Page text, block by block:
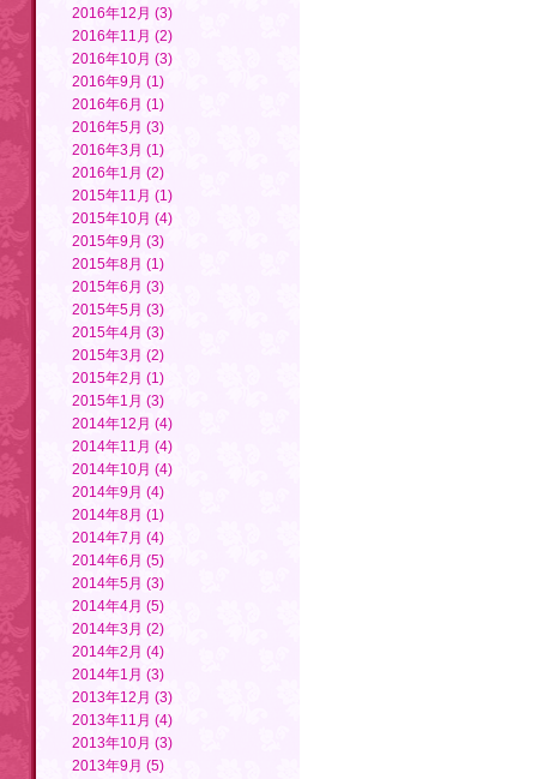
2016年12月 (3)
2016年11月 (2)
2016年10月 (3)
2016年9月 (1)
2016年6月 (1)
2016年5月 (3)
2016年3月 (1)
2016年1月 (2)
2015年11月 (1)
2015年10月 (4)
2015年9月 (3)
2015年8月 (1)
2015年6月 (3)
2015年5月 (3)
2015年4月 (3)
2015年3月 (2)
2015年2月 (1)
2015年1月 (3)
2014年12月 (4)
2014年11月 (4)
2014年10月 (4)
2014年9月 (4)
2014年8月 (1)
2014年7月 (4)
2014年6月 (5)
2014年5月 (3)
2014年4月 (5)
2014年3月 (2)
2014年2月 (4)
2014年1月 (3)
2013年12月 (3)
2013年11月 (4)
2013年10月 (3)
2013年9月 (5)